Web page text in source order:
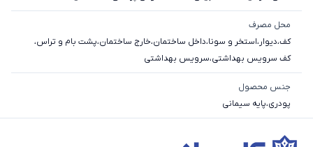
محل مصرف
کف،دیوار ،استخر و سونا،داخل ساختمان،خارج ساختمان،پشت بام و تراس،
کف سرویس بهداشتی،سرویس بهداشتی
جنس محصول
پودری،پایه سیمانی